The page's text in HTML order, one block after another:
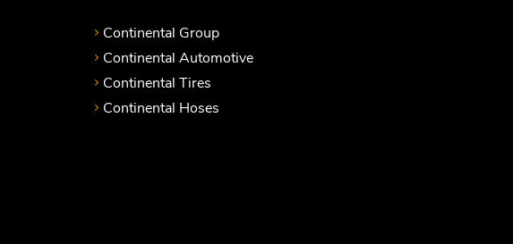
Continental Group
Continental Automotive
Continental Tires
Continental Hoses